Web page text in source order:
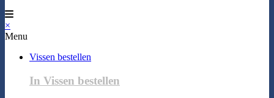
×
Menu
Vissen bestellen
In Vissen bestellen